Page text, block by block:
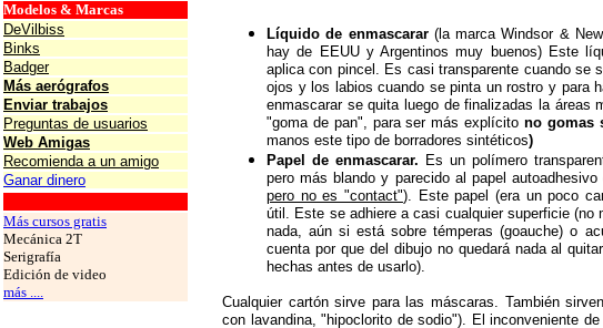
Modelos & Marcas
DeVilbiss
Binks
Badger
Más aerógrafos
Enviar trabajos
Preguntas de usuarios
Web Amigas
Recomienda a un amigo
Ganar dinero
Más cursos gratis
Mecánica 2T
Serigrafía
Edición de video
más ....
Líquido de enmascarar(la marca Windsor &
hay de EEUU y Argentinos muy buenos) Este
aplica con pincel. Es casi transparente cuando se
ojos y los labios cuando se pinta un rostro y para
enmascarar se quita luego de finalizadas la áreas
"goma de pan", para ser más explícitono gomas
manos este tipo de borradores sintéticos)
Papel de enmascarar. Es un polímero
pero más blando y parecido al papel
pero no es "contact"). Este papel (era un poco
útil. Este se adhiere a casi cualquier superficie (no
nada, aún si está sobre témperas (goauche) o
cuenta por que del dibujo no quedará nada al
hechas antes de usarlo).
Cualquier cartón sirve para las máscaras. También
con lavandina, "hipoclorito de sodio"). El inconveniente